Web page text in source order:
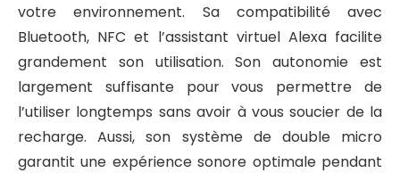
votre environnement. Sa compatibilité avec
Bluetooth, NFC et l’assistant virtuel Alexa facilite
grandement son utilisation. Son autonomie est
largement suffisante pour vous permettre de
l’utiliser longtemps sans avoir à vous soucier de la
recharge. Aussi, son système de double micro
garantit une expérience sonore optimale pendant